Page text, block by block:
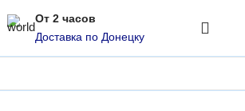
От 2 часов
Доставка по Донецку